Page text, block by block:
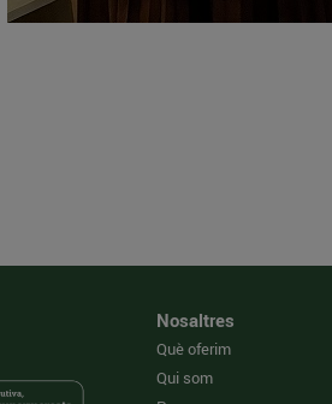
Nosaltres
Què oferim
Qui som